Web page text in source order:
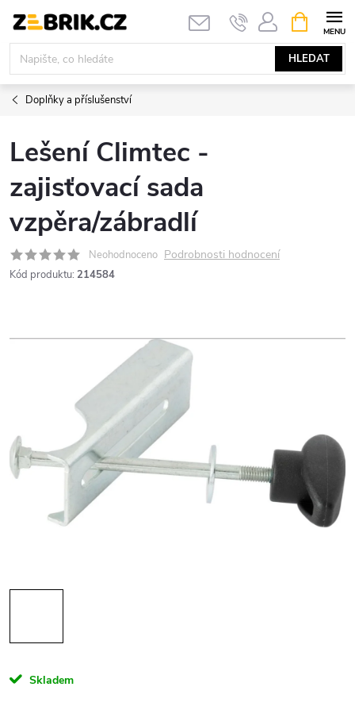
obsah
HLEDAT
NÁKUPNÍ
KOŠÍK
Doplňky a příslušenství
Lešení Climtec -
zajisťovací sada
vzpěra/zábradlí
Neohodnoceno Podrobnosti hodnocení
Kód produktu: 214584
Skladem